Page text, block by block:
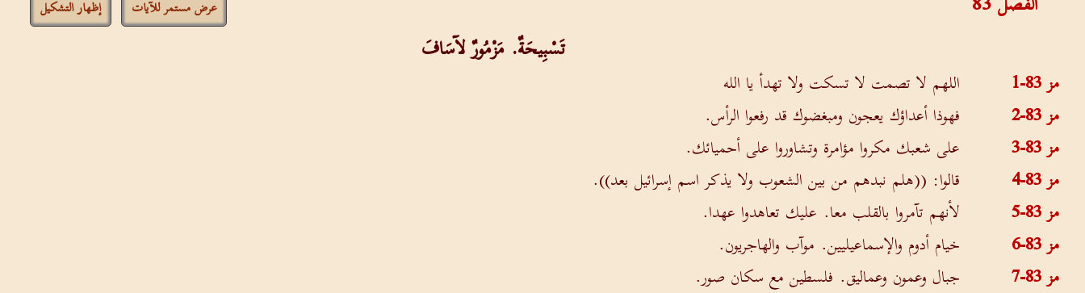
عرض مستمر للآيات إظهار التشكيل
تَسْبِيحَةٌ. مَزْمُورٌ لآسَافَ
مز 83-1
اللهم لا تصمت لا تسكت ولا تهدأ يا الله
مز 83-2
فهوذا أعداؤك يعجون ومبغضوك قد رفعوا الرأس.
مز 83-3
على شعبك مكروا مؤامرة وتشاوروا على أحميائك.
مز 83-4
قالوا: ((هلم نبدهم من بين الشعوب ولا يذكر اسم إسرائيل بعد)).
مز 83-5
لأنهم تآمروا بالقلب معا. عليك تعاهدوا عهدا.
مز 83-6
خيام أدوم والإسماعيليين. موآب والهاجريون.
مز 83-7
جبال وعمون وعماليق. فلسطين مع سكان صور.